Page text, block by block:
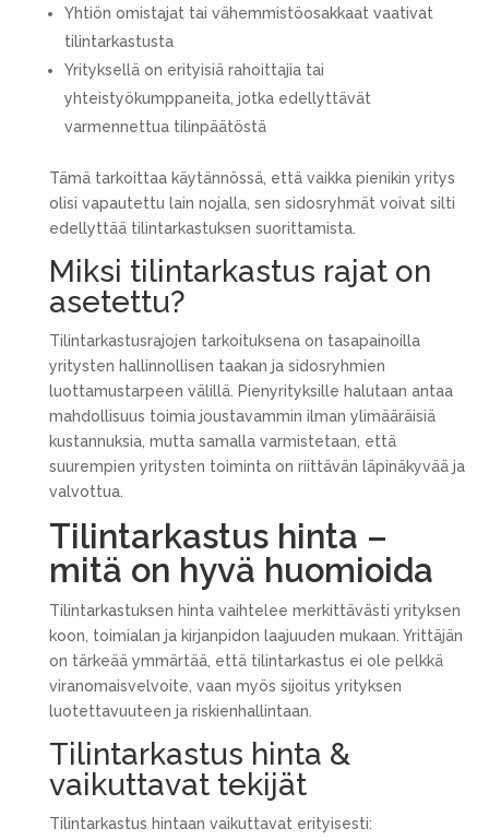
Yhtiön omistajat tai vähemmistöosakkaat vaativat
tilintarkastusta
Yrityksellä on erityisiä rahoittajia tai
yhteistyökumppaneita, jotka edellyttävät
varmennettua tilinpäätöstä
Tämä tarkoittaa käytännössä, että vaikka pienikin yritys
olisi vapautettu lain nojalla, sen sidosryhmät voivat silti
edellyttää tilintarkastuksen suorittamista.
Miksi tilintarkastus rajat on
asetettu?
Tilintarkastusrajojen tarkoituksena on tasapainoilla
yritysten hallinnollisen taakan ja sidosryhmien
luottamustarpeen välillä. Pienyrityksille halutaan antaa
mahdollisuus toimia joustavammin ilman ylimääräisiä
kustannuksia, mutta samalla varmistetaan, että
suurempien yritysten toiminta on riittävän läpinäkyvää ja
valvottua.
Tilintarkastus hinta –
mitä on hyvä huomioida
Tilintarkastuksen hinta vaihtelee merkittävästi yrityksen
koon, toimialan ja kirjanpidon laajuuden mukaan. Yrittäjän
on tärkeää ymmärtää, että tilintarkastus ei ole pelkkä
viranomaisvelvoite, vaan myös sijoitus yrityksen
luotettavuuteen ja riskienhallintaan.
Tilintarkastus hinta &
vaikuttavat tekijät
Tilintarkastus hintaan vaikuttavat erityisesti: